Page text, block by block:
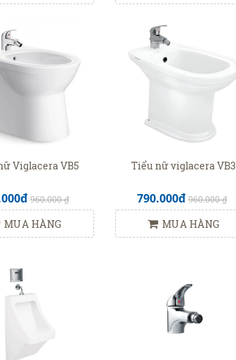
Viglacera VB5
960.000 ₫
MUA HÀNG
Tiểu nữ viglacera VB3
790.000đ 960.000 ₫
MUA HÀNG